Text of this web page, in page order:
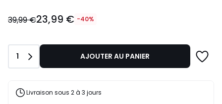
€
39,99
€
de
réduction
39,99 €23,99 € -40%
Quantité
1 AJOUTER AU PANIER
Livraison sous 2 à 3 jours